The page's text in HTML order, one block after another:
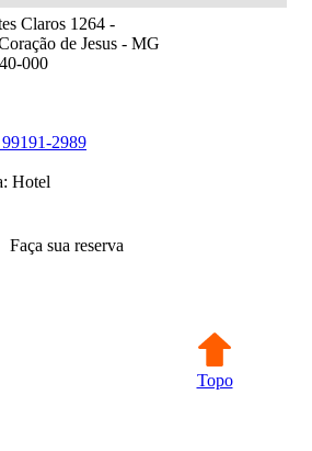
Claros 1264 -
de Jesus - MG
000
2989
Hotel
Faça sua reserva
Topo